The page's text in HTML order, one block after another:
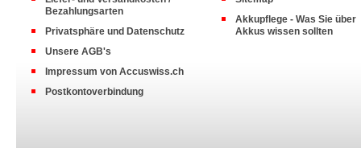
Bezahlungsarten
Privatsphäre und Datenschutz
Unsere AGB's
Impressum von Accuswiss.ch
Postkontoverbindung
Akkupflege - Was Sie über
Akkus wissen sollten